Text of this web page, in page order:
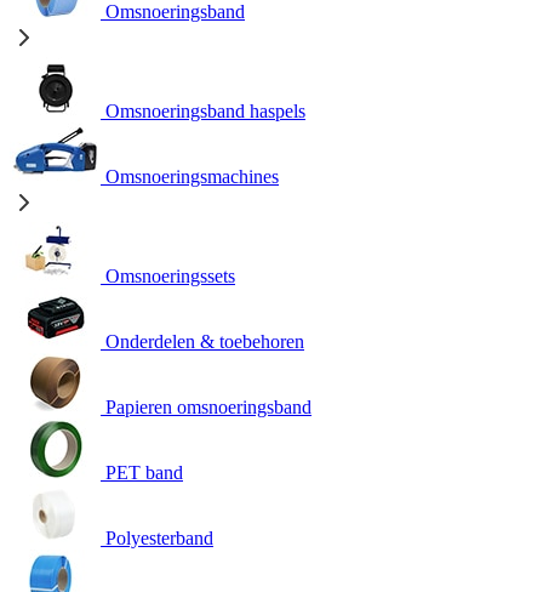
Omsnoeringsband
Omsnoeringsband haspels
Omsnoeringsmachines
Omsnoeringssets
Onderdelen & toebehoren
Papieren omsnoeringsband
PET band
Polyesterband